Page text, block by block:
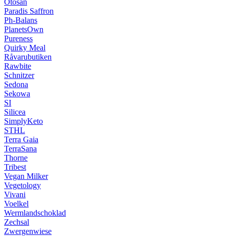
Paradis Saffron
Ph-Balans
PlanetsOwn
Pureness
Quirky Meal
Råvarubutiken
Rawbite
Schnitzer
Sedona
Sekowa
SI
Silicea
SimplyKeto
STHL
Terra Gaia
TerraSana
Thorne
Tribest
Vegan Milker
Vegetology
Vivani
Voelkel
Wermlandschoklad
Zechsal
Zwergenwiese